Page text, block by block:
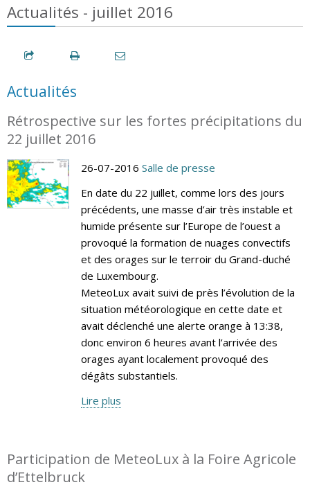
Actualités - juillet 2016
Actualités
Rétrospective sur les fortes précipitations du
22 juillet 2016
26-07-2016 Salle de presse
En date du 22 juillet, comme lors des jours
précédents, une masse d’air très instable et
humide présente sur l’Europe de l’ouest a
provoqué la formation de nuages convectifs
et des orages sur le terroir du Grand-duché
de Luxembourg.
MeteoLux avait suivi de près l’évolution de la
situation météorologique en cette date et
avait déclenché une alerte orange à 13:38,
donc environ 6 heures avant l’arrivée des
orages ayant localement provoqué des
dégâts substantiels.
Lire plus
Participation de MeteoLux à la Foire Agricole
d’Ettelbruck